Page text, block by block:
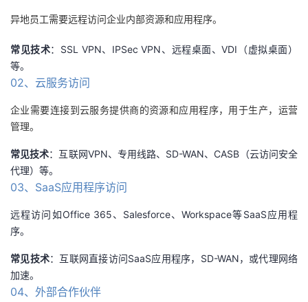
异地员工需要远程访问企业内部资源和应用程序。
常见技术：SSL VPN、IPSec VPN、远程桌面、VDI（虚拟桌面）
等。
02、云服务访问
企业需要连接到云服务提供商的资源和应用程序，用于生产，运营
管理。
常见技术：互联网VPN、专用线路、SD-WAN、CASB（云访问安全
代理）等。
03、SaaS应用程序访问
远程访问如Office 365、Salesforce、Workspace等SaaS应用程
序。
常见技术：互联网直接访问SaaS应用程序，SD-WAN，或代理网络
加速。
04、外部合作伙伴